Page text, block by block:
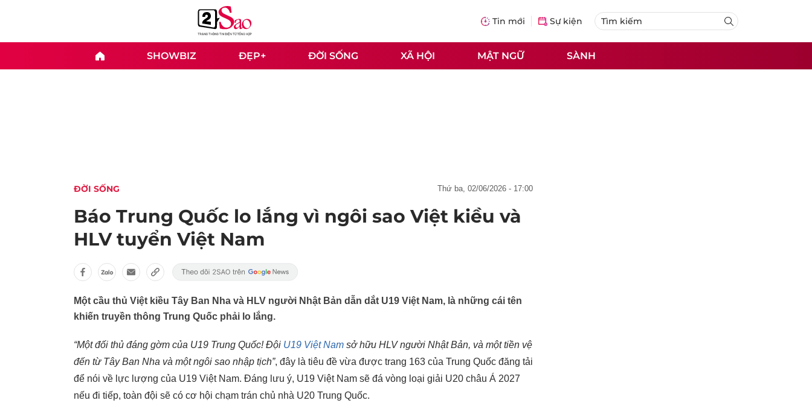
Tin mới Sự kiện
SHOWBIZ ĐẸP+ ĐỜI SỐNG XÃ HỘI MẬT NGỮ SÀNH
ĐỜI SỐNG thứ ba, 02/06/2026 - 17:00
Báo Trung Quốc lo lắng vì ngôi sao Việt kiều và
HLV tuyển Việt Nam
Một cầu thủ Việt kiều Tây Ban Nha và HLV người Nhật Bản dẫn dắt U19 Việt Nam, là những cái tên
khiến truyền thông Trung Quốc phải lo lắng.
“Một đối thủ đáng gờm của U19 Trung Quốc! Đội U19 Việt Nam sở hữu HLV người Nhật Bản, và một tiền vệ
đến từ Tây Ban Nha và một ngôi sao nhập tịch”, đây là tiêu đề vừa được trang 163 của Trung Quốc đăng tải
để nói về lực lượng của U19 Việt Nam. Đáng lưu ý, U19 Việt Nam sẽ đá vòng loại giải U20 châu Á 2027
nếu đi tiếp, toàn đội sẽ có cơ hội chạm trán chủ nhà U20 Trung Quốc.